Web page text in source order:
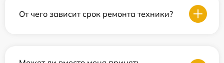
От чего зависит срок ремонта техники?